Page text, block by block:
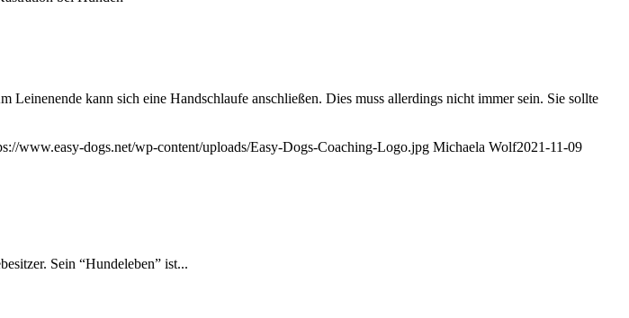
kann sich eine Handschlaufe anschließen. Dies muss allerdings nicht immer sein. Sie sollte
www.easy-dogs.net/wp-content/uploads/Easy-Dogs-Coaching-Logo.jpg Michaela Wolf2021-11-09
Sein “Hundeleben” ist...